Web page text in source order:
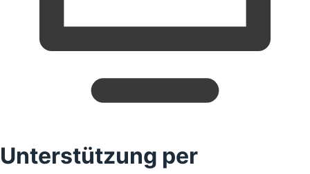
Unterstützung per